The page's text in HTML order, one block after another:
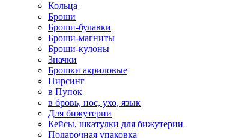
Кольца
Броши
Броши-булавки
Броши-магниты
Броши-кулоны
Значки
Брошки акриловые
Пирсинг
в Пупок
в бровь, нос, ухо, язык
Для бижутерии
Кейсы, шкатулки для бижутерии
Подарочная упаковка